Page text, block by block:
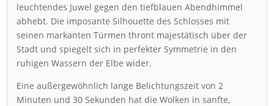
leuchtendes Juwel gegen den tiefblauen Abendhimmel
abhebt. Die imposante Silhouette des Schlosses mit
seinen markanten Türmen thront majestätisch über der
Stadt und spiegelt sich in perfekter Symmetrie in den
ruhigen Wassern der Elbe wider.
Eine außergewöhnlich lange Belichtungszeit von 2
Minuten und 30 Sekunden hat die Wolken in sanfte,